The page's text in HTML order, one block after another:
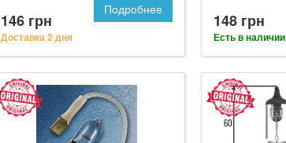
146 грн
Доставка 2 дня
Подробнее
148 грн
Есть в наличии